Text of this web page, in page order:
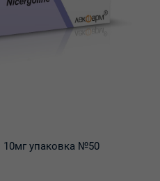
упаковка №50